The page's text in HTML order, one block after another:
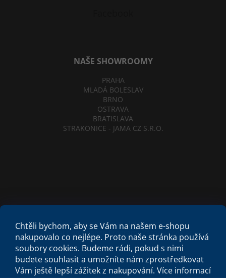
Chtěli bychom, aby se Vám na našem e-shopu
nakupovalo co nejlépe. Proto naše stránka používá
soubory cookies. Budeme rádi, pokud s nimi
budete souhlasit a umožníte nám zprostředkovat
Vám ještě lepší zážitek z nakupování. Více informací
NAŠE SHOWROOMY
PRAHA
MLADÁ BOLESLAV
BRNO
OSTRAVA
BRATISLAVA
STRAKONICE - JAMA CZ S.R.O.
Obchodní podmínky
Etický kodex
Criminal Compliance Program
Zásady cookies